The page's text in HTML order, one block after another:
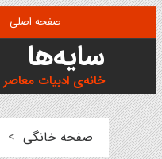
صفحه اصلی
سایه‌ها
خانه‌ی ادبیات معاصر
صفحه خانگی >